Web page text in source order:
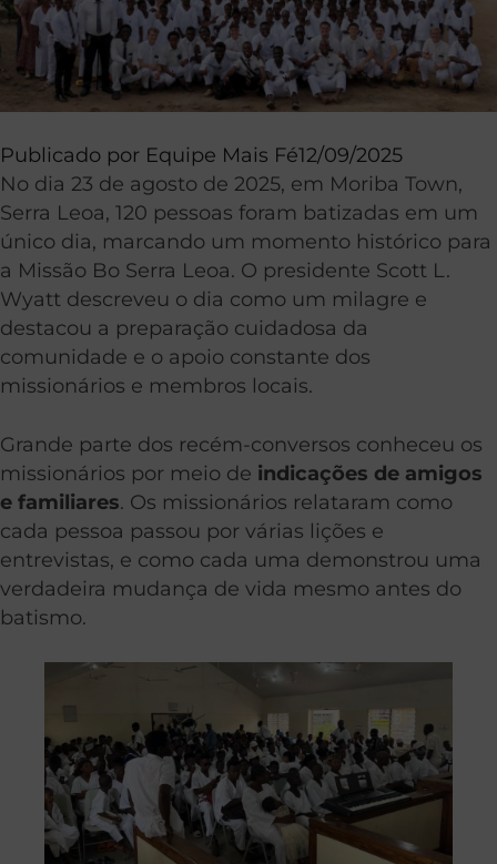
Publicado por Equipe Mais Fé12/09/2025
No dia 23 de agosto de 2025, em Moriba Town,
Serra Leoa, 120 pessoas foram batizadas em um
único dia, marcando um momento histórico para
a Missão Bo Serra Leoa. O presidente Scott L.
Wyatt descreveu o dia como um milagre e
destacou a preparação cuidadosa da
comunidade e o apoio constante dos
missionários e membros locais.
Grande parte dos recém-conversos conheceu os
missionários por meio de indicações de amigos
e familiares. Os missionários relataram como
cada pessoa passou por várias lições e
entrevistas, e como cada uma demonstrou uma
verdadeira mudança de vida mesmo antes do
batismo.